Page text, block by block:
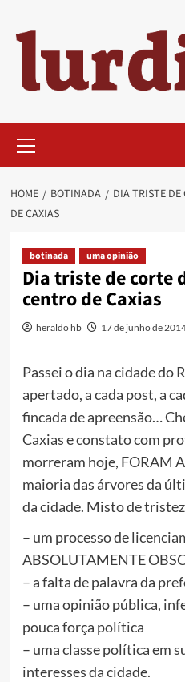
content
Menu
HOME BOTINADA
DIA TRISTE DE
DE CAXIAS
botinada uma opinião
Dia triste de corte
centro de Caxias
heraldo hb 17 de junho de
Passei o dia na cidade do
apertado, a cada post, a
fincada de apreensão…
Caxias e constato com
morreram hoje, FORAM
maioria das árvores da
da cidade. Misto de
– um processo de
ABSOLUTAMENTE
– a falta de palavra da
– uma opinião pública,
pouca força política
– uma classe política em
interesses da cidade.